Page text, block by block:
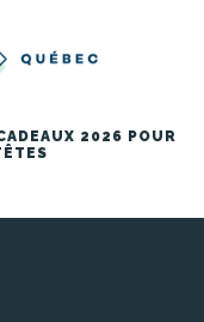
2026 POUR